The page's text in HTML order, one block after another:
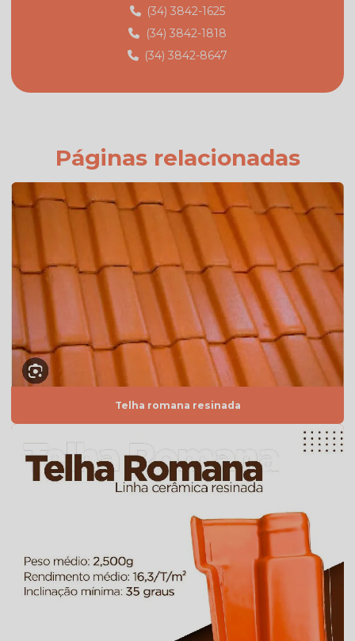
Fábrica de telhas em monte carmelo
Fábrica de telhas em monte carmelo mg
Fabricante de telhas cerâmicas
Fornecedor de telhas colonial
Orçamento de telha de cimento
Preço da telha americana branca esmaltada
Preço da telha americana esmaltada
Preço de telhas americana
Preço de telhas cerâmica resinada
Preço de telhas resinadas
Quanto custa telha de cimento
Telha americana branca
Telha americana esmaltada
Telha americana esmaltada branca
Telha americana esmaltada dupla face
Telha americana esmaltada dupla face preço
(34) 3842-1625
(34) 3842-1818
(34) 3842-8647
Páginas relacionadas
Telha romana resinada